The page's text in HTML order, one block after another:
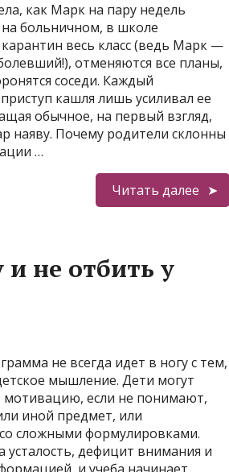
как Марк на пару недель
на больничном, в школе
весь класс (ведь Марк —
отменяются все планы,
соседи. Каждый
кашля лишь усиливал ее
обычное, на первый взгляд,
наяву. Почему родители склонны
…
Читать далее
и не отбить у
не всегда идет в ногу с тем,
мышление. Дети могут
мотивацию, если не понимают,
иной предмет, или
сложными формулировками.
усталость, дефицит внимания и